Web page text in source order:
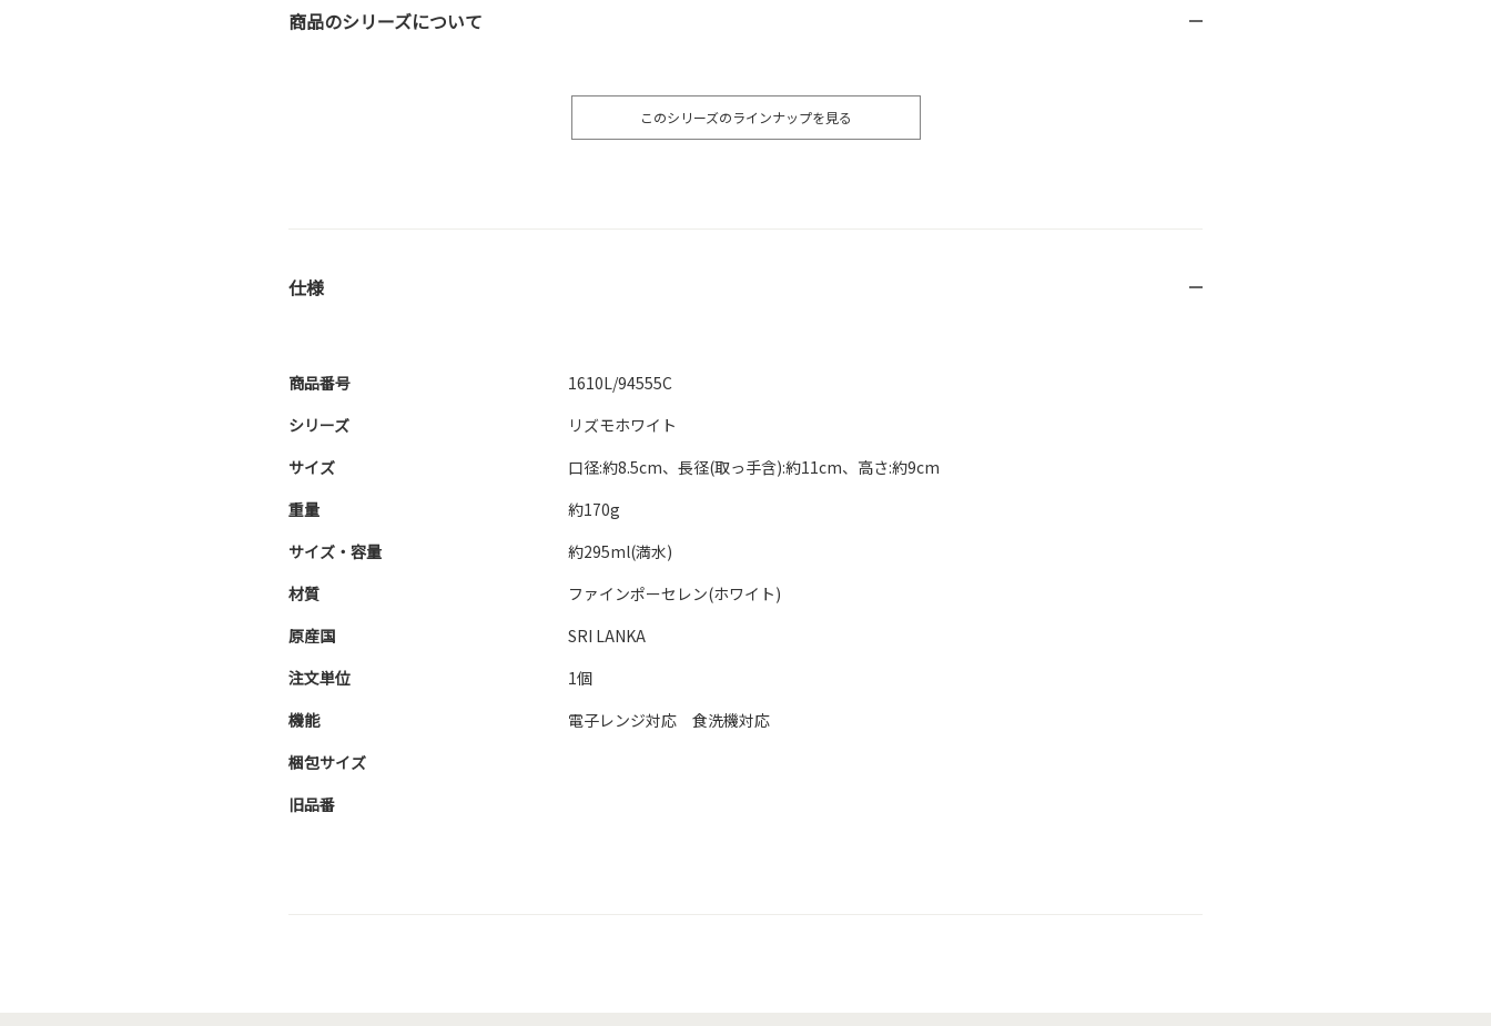
商品のシリーズについて
このシリーズのラインナップを見る
仕様
商品番号
1610L/94555C
シリーズ
リズモホワイト
サイズ
口径:約8.5cm、長径(取っ手含):約11cm、高さ:約9cm
重量
約170g
サイズ・容量
約295ml(満水)
材質
ファインポーセレン(ホワイト)
原産国
SRI LANKA
注文単位
1個
機能
電子レンジ対応 食洗機対応
梱包サイズ
旧品番